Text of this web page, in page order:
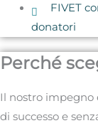
FIVET
donatori
Perché
Il nostro impegno
di successo e